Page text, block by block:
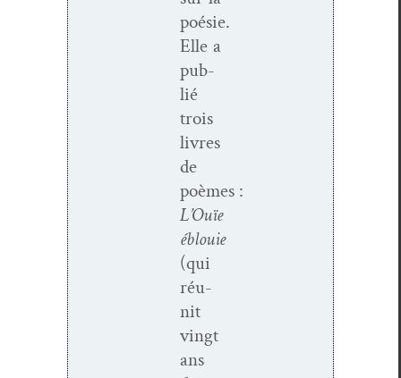
poésie.
Elle a
pub­
lié
trois
livres
de
poèmes :
L’Ouïe
éblouie
(qui
réu­
nit
vingt
ans